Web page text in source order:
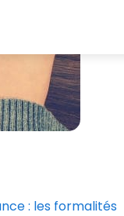
: les formalités